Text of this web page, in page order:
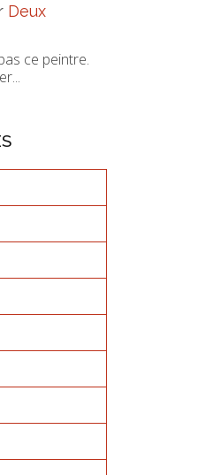
Deux
ce peintre.